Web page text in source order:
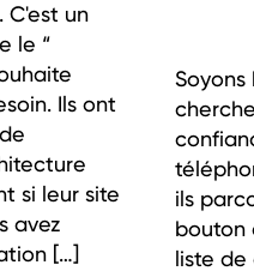
C'est un
le “
Ils ont
si leur site
avez
[…]
ils
bouton
liste de